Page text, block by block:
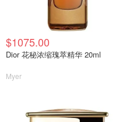
$1075.00
Dior 花秘浓缩瑰萃精华 20ml
Myer